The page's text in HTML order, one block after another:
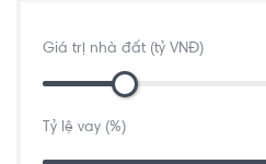
Giá trị nhà đất (tỷ VNĐ)
Tỷ lệ vay (%)